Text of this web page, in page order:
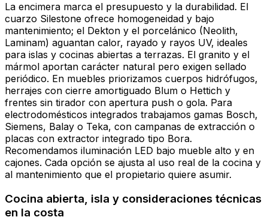
La encimera marca el presupuesto y la durabilidad. El
cuarzo Silestone ofrece homogeneidad y bajo
mantenimiento; el Dekton y el porcelánico (Neolith,
Laminam) aguantan calor, rayado y rayos UV, ideales
para islas y cocinas abiertas a terrazas. El granito y el
mármol aportan carácter natural pero exigen sellado
periódico. En muebles priorizamos cuerpos hidrófugos,
herrajes con cierre amortiguado Blum o Hettich y
frentes sin tirador con apertura push o gola. Para
electrodomésticos integrados trabajamos gamas Bosch,
Siemens, Balay o Teka, con campanas de extracción o
placas con extractor integrado tipo Bora.
Recomendamos iluminación LED bajo mueble alto y en
cajones. Cada opción se ajusta al uso real de la cocina y
al mantenimiento que el propietario quiere asumir.
Cocina abierta, isla y consideraciones técnicas
en la costa